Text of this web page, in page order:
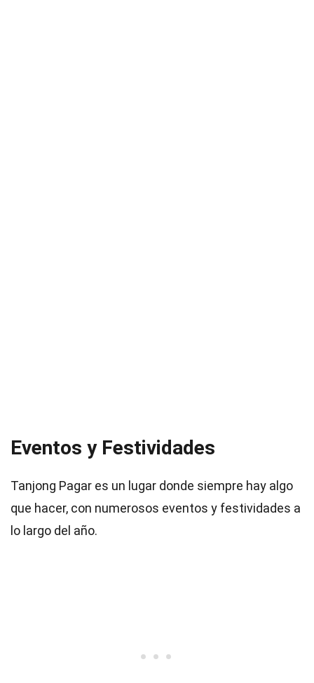
Eventos y Festividades
Tanjong Pagar es un lugar donde siempre hay algo
que hacer, con numerosos eventos y festividades a
lo largo del año.